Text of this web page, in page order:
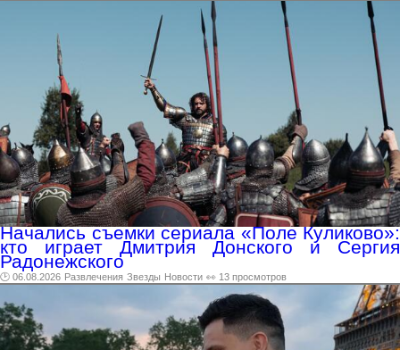
Начались съемки сериала «Поле Куликово»:
кто играет Дмитрия Донского и Сергия
Радонежского
🕑 06.08.2026 Развлечения Звезды Новости 👀 13 просмотров